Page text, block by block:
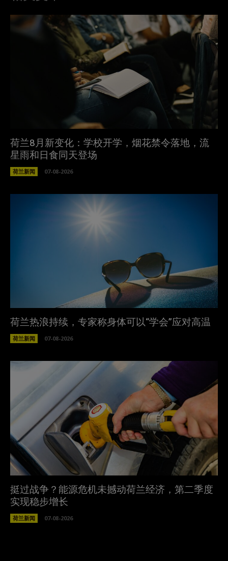
荷兰8月新变化：学校开学，烟花禁令落地，流
星雨和日食同天登场
荷兰新闻 07-08-2026
荷兰热浪持续，专家称身体可以“学会”应对高温
荷兰新闻 07-08-2026
挺过战争？能源危机未撼动荷兰经济，第二季度
实现稳步增长
荷兰新闻 07-08-2026